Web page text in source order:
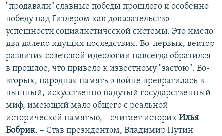
"продавали" славные победы прошлого и особенно
победу над Гитлером как доказательство
успешности социалистической системы. Это имело
два далеко идущих последствия. Во-первых, вектор
развития советской идеологии навсегда обратился
в прошлое, что привело к известному "застою". Во-
вторых, народная память о войне превратилась в
пышный, искусственно надутый государственный
миф, имеющий мало общего с реальной
исторической памятью, – считает историк Илья
Бобрик. – Став президентом, Владимир Путин